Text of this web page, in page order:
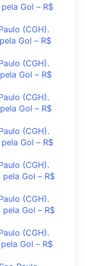
Gol – R$
(CGH).
Gol – R$
(CGH).
Gol – R$
(CGH).
Gol – R$
(CGH).
Gol – R$
(CGH).
Gol – R$
(CGH).
Gol – R$
(CGH).
Gol – R$